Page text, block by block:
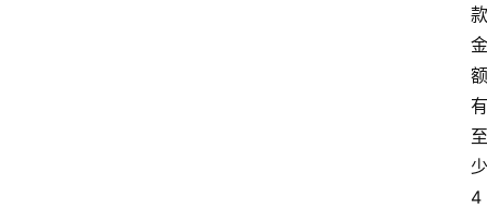
款
金
额
有
至
少
4